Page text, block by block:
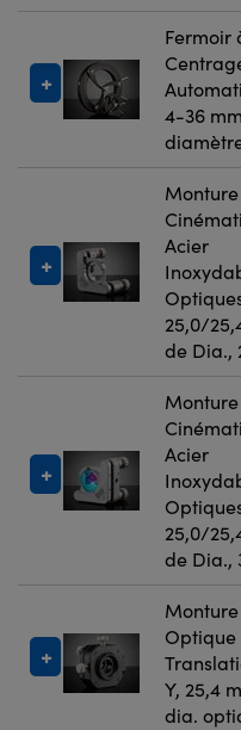
Fermoir
4-36
Monture
Acier
25,0/
de Dia.,
Monture
Acier
25,0/
de Dia.,
Monture
Optique
Y, 25,4
dia.